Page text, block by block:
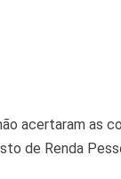
acertaram as
de Renda